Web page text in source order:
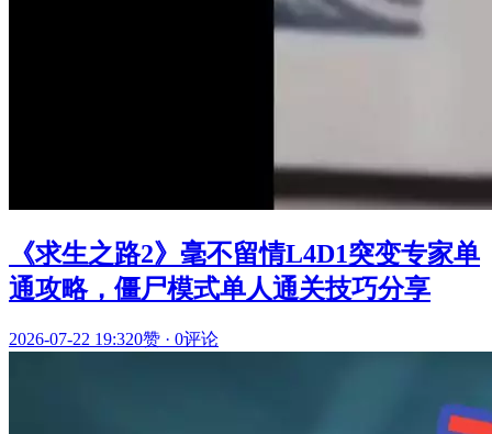
《求生之路2》毫不留情L4D1突变专家单
通攻略，僵尸模式单人通关技巧分享
2026-07-22 19:320赞 · 0评论